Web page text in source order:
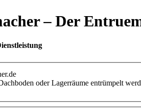
– Der
oder Lagerräume entrümpelt